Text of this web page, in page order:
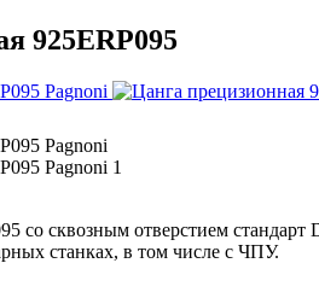
925ERP095
со сквозным отверстием
станках, в том числе с ЧПУ.